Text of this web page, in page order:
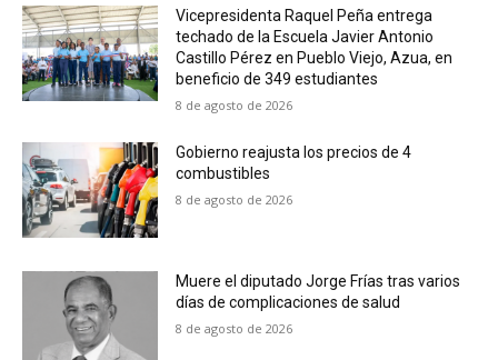
Vicepresidenta Raquel Peña entrega
techado de la Escuela Javier Antonio
Castillo Pérez en Pueblo Viejo, Azua, en
beneficio de 349 estudiantes
8 de agosto de 2026
Gobierno reajusta los precios de 4
combustibles
8 de agosto de 2026
Muere el diputado Jorge Frías tras varios
días de complicaciones de salud
8 de agosto de 2026